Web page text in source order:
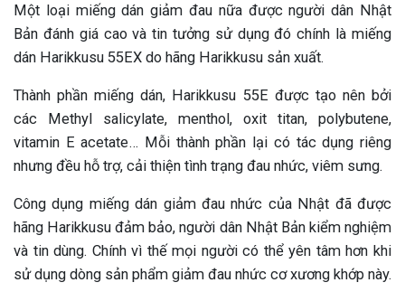
Một loại miếng dán giảm đau nữa được người dân Nhật
Bản đánh giá cao và tin tưởng sử dụng đó chính là miếng
dán Harikkusu 55EX do hãng Harikkusu sản xuất.
Thành phần miếng dán, Harikkusu 55E được tạo nên bởi
các Methyl salicylate, menthol, oxit titan, polybutene,
vitamin E acetate… Mỗi thành phần lại có tác dụng riêng
nhưng đều hỗ trợ, cải thiện tình trạng đau nhức, viêm sưng.
Công dụng miếng dán giảm đau nhức của Nhật đã được
hãng Harikkusu đảm bảo, người dân Nhật Bản kiểm nghiệm
và tin dùng. Chính vì thế mọi người có thể yên tâm hơn khi
sử dụng dòng sản phẩm giảm đau nhức cơ xương khớp này.